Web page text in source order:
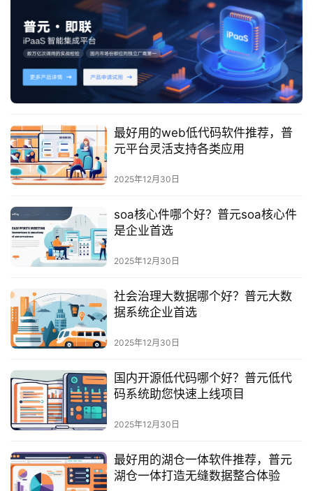
方
案
合
作
服
与
支
持
了
解
普
元
联
系
我
们
最好用的web低代码软件推荐，普
元平台灵活支持各类应用
2025年12月30日
soa核心件哪个好？普元soa核心件
是企业首选
2025年12月30日
社会治理大数据哪个好？普元大数
据系统企业首选
2025年12月30日
国内开源低代码哪个好？普元低代
码系统助您快速上线项目
2025年12月30日
最好用的湖仓一体软件推荐，普元
湖仓一体打造无缝数据整合体验